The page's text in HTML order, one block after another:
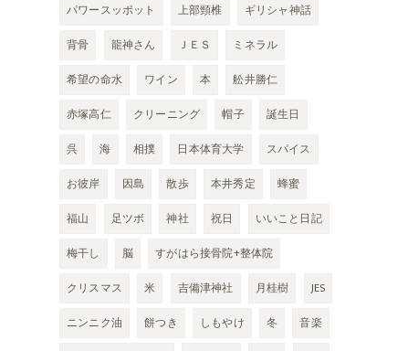
パワースッポット
上部頸椎
ギリシャ神話
背骨
龍神さん ＪＥＳ
ミネラル
希望の命水
ワイン 本
舩井勝仁
赤塚高仁
クリーニング 帽子
誕生日
呉
海 相撲 日本体育大学
スパイス
お彼岸
因島 散歩 本井秀定
蜂蜜
福山
足ツボ 神社 祝日
いいこと日記
梅干し
脳
すがはら接骨院+整体院
クリスマス
米 吉備津神社 月桂樹
JES
ニンニク油
餅つき しもやけ 冬
音楽